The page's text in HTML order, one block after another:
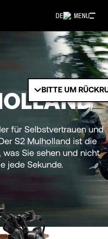
MENU
DE
BITTE UM
für Selbstvertrauen und
S2 Mulholland ist die
Sie sehen und nicht
jede Sekunde.